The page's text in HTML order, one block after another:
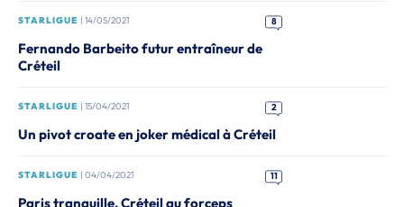
STARLIGUE | 14/05/2021 8
Fernando Barbeito futur entraîneur de
Créteil
STARLIGUE | 15/04/2021 2
Un pivot croate en joker médical à Créteil
STARLIGUE | 04/04/2021 11
Paris tranquille, Créteil au forceps